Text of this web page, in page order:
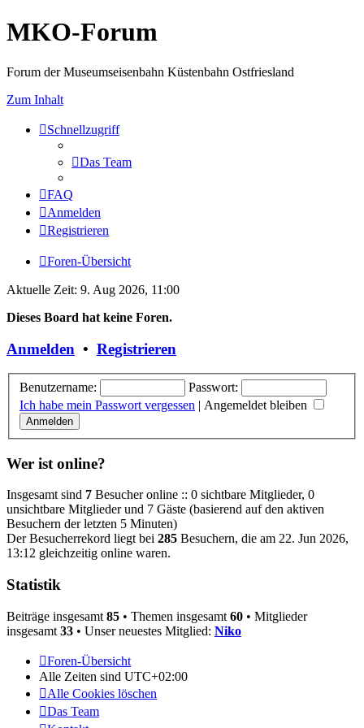
MKO-Forum
Forum der Museumseisenbahn Küstenbahn Ostfriesland
Zum Inhalt
Schnellzugriff
Das Team
FAQ
Anmelden
Registrieren
Foren-Übersicht
Aktuelle Zeit: 9. Aug 2026, 11:00
Dieses Board hat keine Foren.
Anmelden • Registrieren
Benutzername:
Passwort:
Ich habe mein Passwort vergessen | Angemeldet bleiben
Wer ist online?
Insgesamt sind 7 Besucher online :: 0 sichtbare Mitglieder, 0
unsichtbare Mitglieder und 7 Gäste (basierend auf den aktiven
Besuchern der letzten 5 Minuten)
Der Besucherrekord liegt bei 285 Besuchern, die am 22. Jun 2026,
13:12 gleichzeitig online waren.
Statistik
Beiträge insgesamt 85 • Themen insgesamt 60 • Mitglieder
insgesamt 33 • Unser neuestes Mitglied: Niko
Foren-Übersicht
Alle Zeiten sind UTC+02:00
Alle Cookies löschen
Das Team